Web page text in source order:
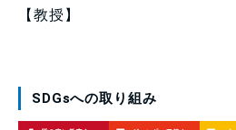
【教授】
SDGsへの取り組み